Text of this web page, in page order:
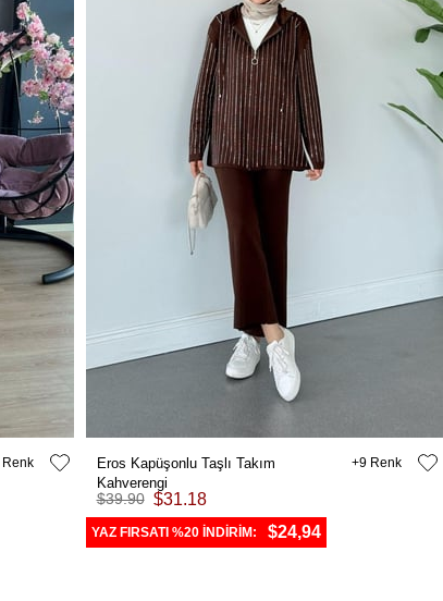
Eros Kapüşonlu Taşlı Takım
Kahverengi
$31.18
$39.90
9
YAZ FIRSATI %20 İNDİRİM: $24,94